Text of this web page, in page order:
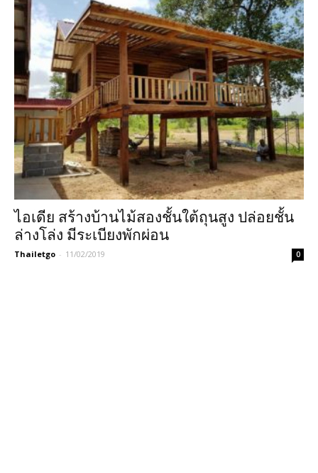
ไอเดีย สร้างบ้านไม้สองชั้นใต้ถุนสูง ปล่อยชั้น
ล่างโล่ง มีระเบียงพักผ่อน
Thailetgo - 11/02/2019 0